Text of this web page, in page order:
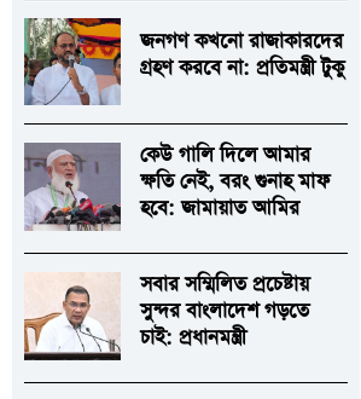
জনগণ কখনো রাজাকারদের
গ্রহণ করবে না: প্রতিমন্ত্রী টুকু
কেউ গালি দিলে আমার
ক্ষতি নেই, বরং গুনাহ মাফ
হবে: জামায়াত আমির
সবার সম্মিলিত প্রচেষ্টায়
সুন্দর বাংলাদেশ গড়তে
চাই: প্রধানমন্ত্রী